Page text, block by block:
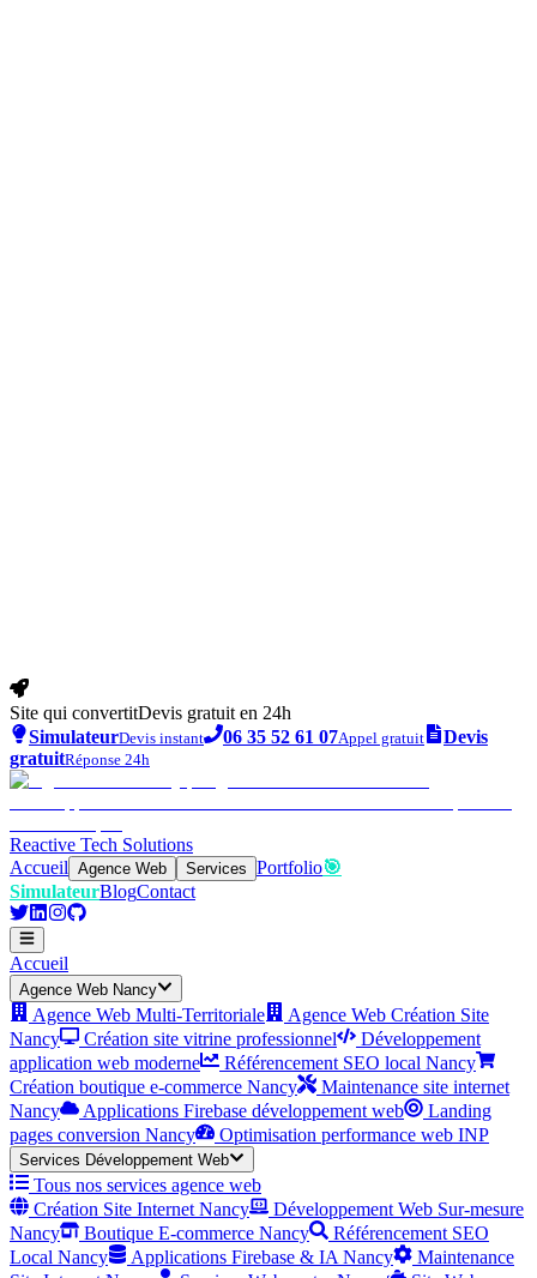
Site qui convertitDevis gratuit en 24h
SimulateurDevis instant 06 35 52 61 07Appel gratuit
Devis
gratuitRéponse 24h
Reactive Tech Solutions
Accueil Agence Web Services Portfolio🎯
SimulateurBlogContact
Accueil
Agence Web Nancy
Agence Web Multi-Territoriale
Agence Web Création Site
Nancy
Création site vitrine professionnel
Développement
application web moderne
Référencement SEO local Nancy
Création boutique e-commerce Nancy
Maintenance site internet
Nancy
Applications Firebase développement web
Landing
pages conversion Nancy
Optimisation performance web INP
Services Développement Web
Tous nos services agence web
Création Site Internet Nancy
Développement Web Sur-mesure
Nancy
Boutique E-commerce Nancy
Référencement SEO
Local Nancy
Applications Firebase & IA Nancy
Maintenance